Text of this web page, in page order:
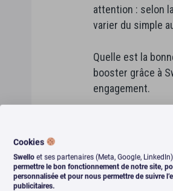
attention : selon
varier du simple
Quelle est la
booster grâce à
engagement.
Qu’est-ce que
L’engagement, c’est
Cookies
Swello et ses partenaires (Meta, Google,
permettre le bon fonctionnement de notre site,
personnalisée et pour nous permettre de suivre
publicitaires.